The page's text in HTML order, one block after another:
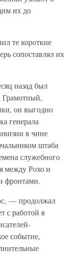
их до
те короткие
сопоставлял их
назад был
Грамотный,
он выгодно
генерала
в чине
штаба
служебного
между Рохо и
фронтами.
— продолжал
с работой в
событие,